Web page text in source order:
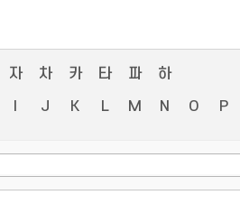
자 차 카 타 파
하
J K L M N O P